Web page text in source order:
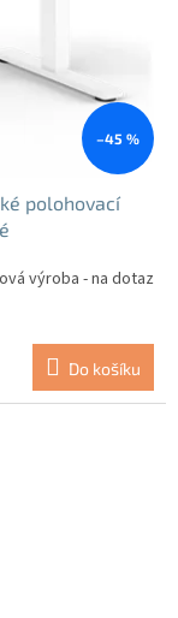
–45 %
polohovací
výroba - na dotaz
Do košíku